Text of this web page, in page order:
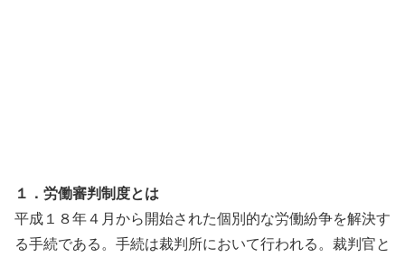
１．労働審判制度とは
平成１８年４月から開始された個別的な労働紛争を解決す
る手続である。手続は裁判所において行われる。裁判官と